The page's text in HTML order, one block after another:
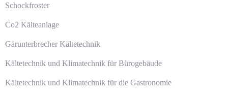
Schockfroster
Co2 Kälteanlage
Gärunterbrecher Kältetechnik
Kältetechnik und Klimatechnik für Bürogebäude
Kältetechnik und Klimatechnik für die Gastronomie